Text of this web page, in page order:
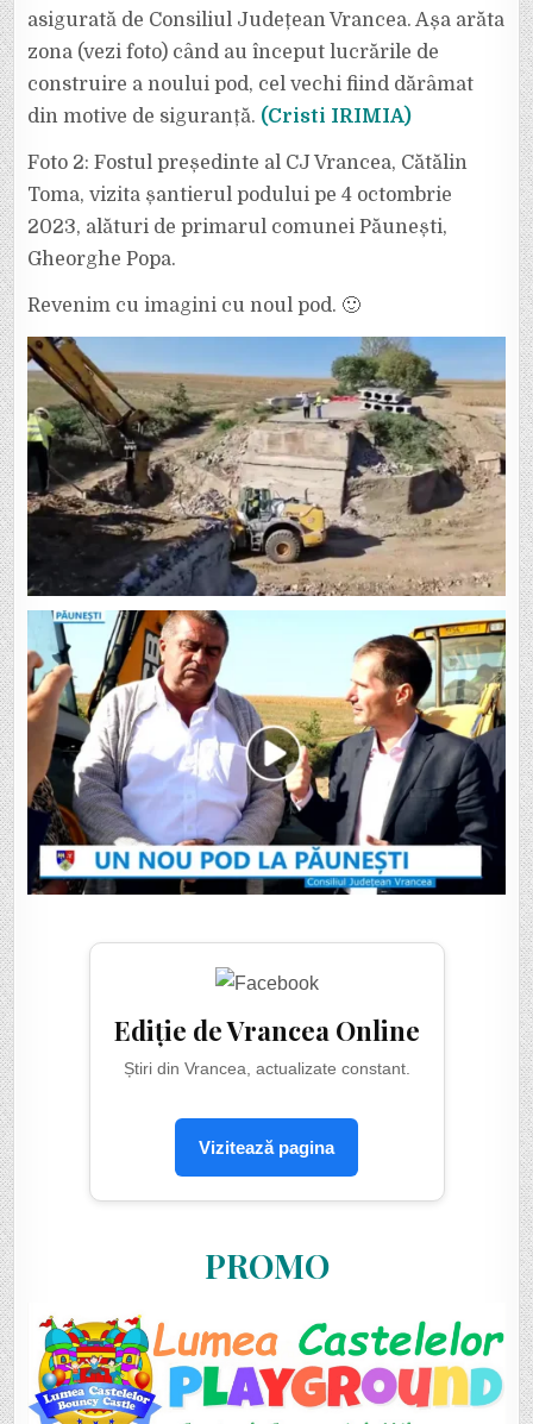
DJ
TRONSONUL
DINTRE
ZILELE
ACESTEA
FI
asigurată de Consiliul Județean Vrancea. Așa arăta
zona (vezi foto) când au început lucrările de
construire a noului pod, cel vechi fiind dărâmat
din motive de siguranță. (Cristi IRIMIA)
Foto 2: Fostul președinte al CJ Vrancea, Cătălin
Toma, vizita șantierul podului pe 4 octombrie
2023, alături de primarul comunei Păunești,
Gheorghe Popa.
Revenim cu imagini cu noul pod. 🙂
Ediție de Vrancea Online
Știri din Vrancea, actualizate constant.
Vizitează pagina
PROMO